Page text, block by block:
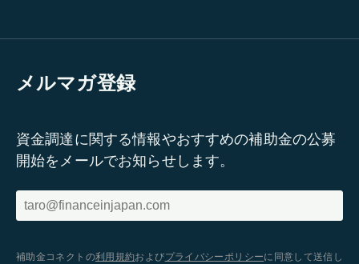
メルマガ登録
資金調達に関する情報やおすすめの補助金の公募
開始をメールでお知らせします。
補助金コネクトの利用規約およびプライバシーポリシーに同意して送信し